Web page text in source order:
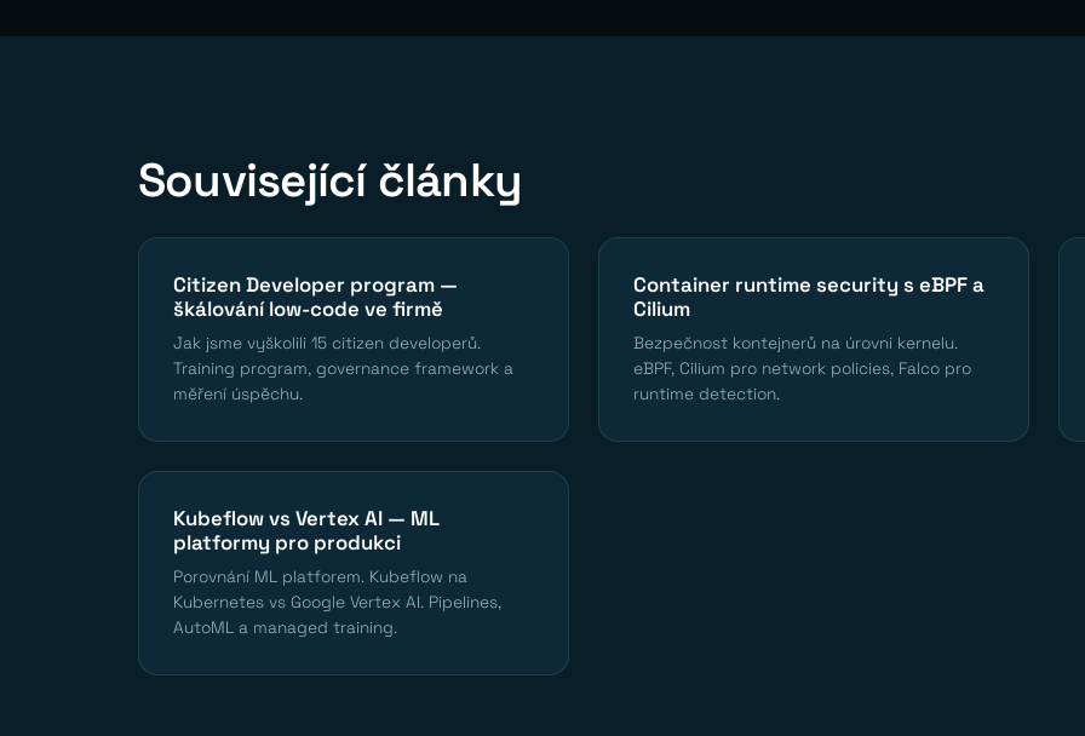
Související články
Citizen Developer program —
škálování low-code ve firmě
Jak jsme vyškolili 15 citizen developerů.
Training program, governance framework a
měření úspěchu.
Container runtime security s eBPF a
Cilium
Bezpečnost kontejnerů na úrovni kernelu.
eBPF, Cilium pro network policies, Falco pro
runtime detection.
Kubeflow vs Vertex AI — ML
platformy pro produkci
Porovnání ML platforem. Kubeflow na
Kubernetes vs Google Vertex AI. Pipelines,
AutoML a managed training.